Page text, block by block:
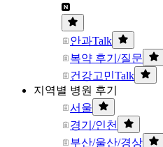
안과Talk
복약 후기/질문
건강고민Talk
지역별 병원 후기
서울
경기/인천
부산/울산/경상